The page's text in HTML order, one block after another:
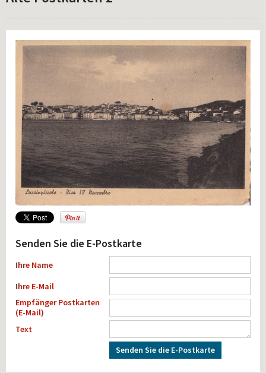
Senden Sie die E-Postkarte
Ihre Name
Ihre E-Mail
Empfänger Postkarten
(E-Mail)
Text
Senden Sie die E-Postkarte